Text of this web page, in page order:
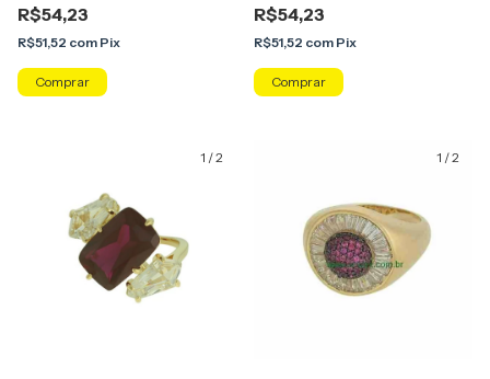
R$54,23
R$51,52 com Pix
Comprar
R$54,23
R$51,52 com Pix
Comprar
1 /2 1 /2